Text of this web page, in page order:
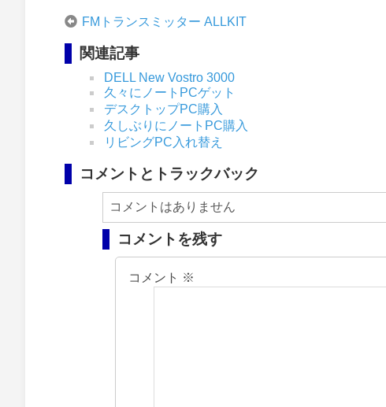
FMトランスミッター ALLKIT
関連記事
DELL New Vostro 3000
久々にノートPCゲット
デスクトップPC購入
久しぶりにノートPC購入
リビングPC入れ替え
コメントとトラックバック
コメントはありません
コメントを残す
コメント ※